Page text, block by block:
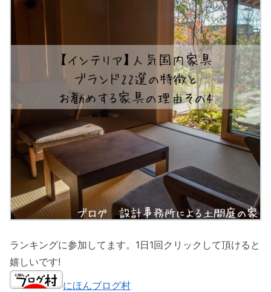
ランキングに参加してます。1日1回クリックして頂けると
嬉しいです!
にほんブログ村